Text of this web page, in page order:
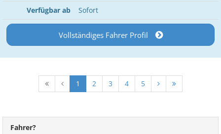
Verfügbar ab
Sofort
Vollständiges Fahrer Profil
1 2 3 4 5
Fahrer?